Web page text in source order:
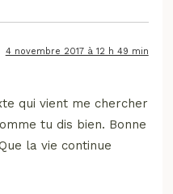
4 novembre 2017 à 12 h 49 min
qui vient me chercher
tu dis bien. Bonne
la vie continue